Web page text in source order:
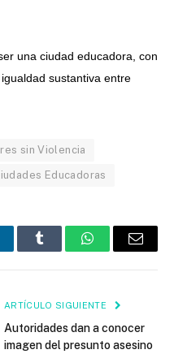
una ciudad educadora, con
sustantiva entre
sin Violencia
Educadoras
Tumblr WhatsAppEmail
ARTÍCULO SIGUIENTE
Autoridades dan a conocer
imagen del presunto asesino